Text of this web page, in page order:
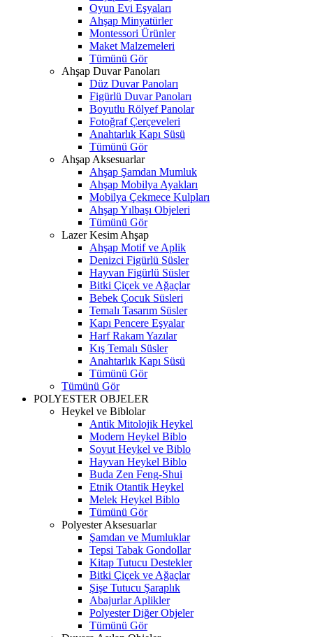
Oyun Evi Eşyaları
Ahşap Minyatürler
Montessori Ürünler
Maket Malzemeleri
Tümünü Gör
Ahşap Duvar Panoları
Düz Duvar Panoları
Figürlü Duvar Panoları
Boyutlu Rölyef Panolar
Fotoğraf Çerçeveleri
Anahtarlık Kapı Süsü
Tümünü Gör
Ahşap Aksesuarlar
Ahşap Şamdan Mumluk
Ahşap Mobilya Ayakları
Mobilya Çekmece Kulpları
Ahşap Yılbaşı Objeleri
Tümünü Gör
Lazer Kesim Ahşap
Ahşap Motif ve Aplik
Denizci Figürlü Süsler
Hayvan Figürlü Süsler
Bitki Çiçek ve Ağaçlar
Bebek Çocuk Süsleri
Temalı Tasarım Süsler
Kapı Pencere Eşyalar
Harf Rakam Yazılar
Kış Temalı Süsler
Anahtarlık Kapı Süsü
Tümünü Gör
Tümünü Gör
POLYESTER OBJELER
Heykel ve Biblolar
Antik Mitolojik Heykel
Modern Heykel Biblo
Soyut Heykel ve Biblo
Hayvan Heykel Biblo
Buda Zen Feng-Shui
Etnik Otantik Heykel
Melek Heykel Biblo
Tümünü Gör
Polyester Aksesuarlar
Şamdan ve Mumluklar
Tepsi Tabak Gondollar
Kitap Tutucu Destekler
Bitki Çiçek ve Ağaçlar
Şişe Tutucu Şaraplık
Abajurlar Aplikler
Polyester Diğer Objeler
Tümünü Gör